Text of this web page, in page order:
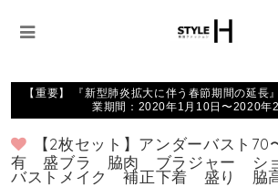
【重要】 『新型肺炎拡大に伴う春節期間の延長
業期間：2020年1月10日〜2020年
【2枚セット】アンダーバスト
有 盛ブラ 脇肉 ブラジャー シ
バストメイク 補正下着 盛り 脇